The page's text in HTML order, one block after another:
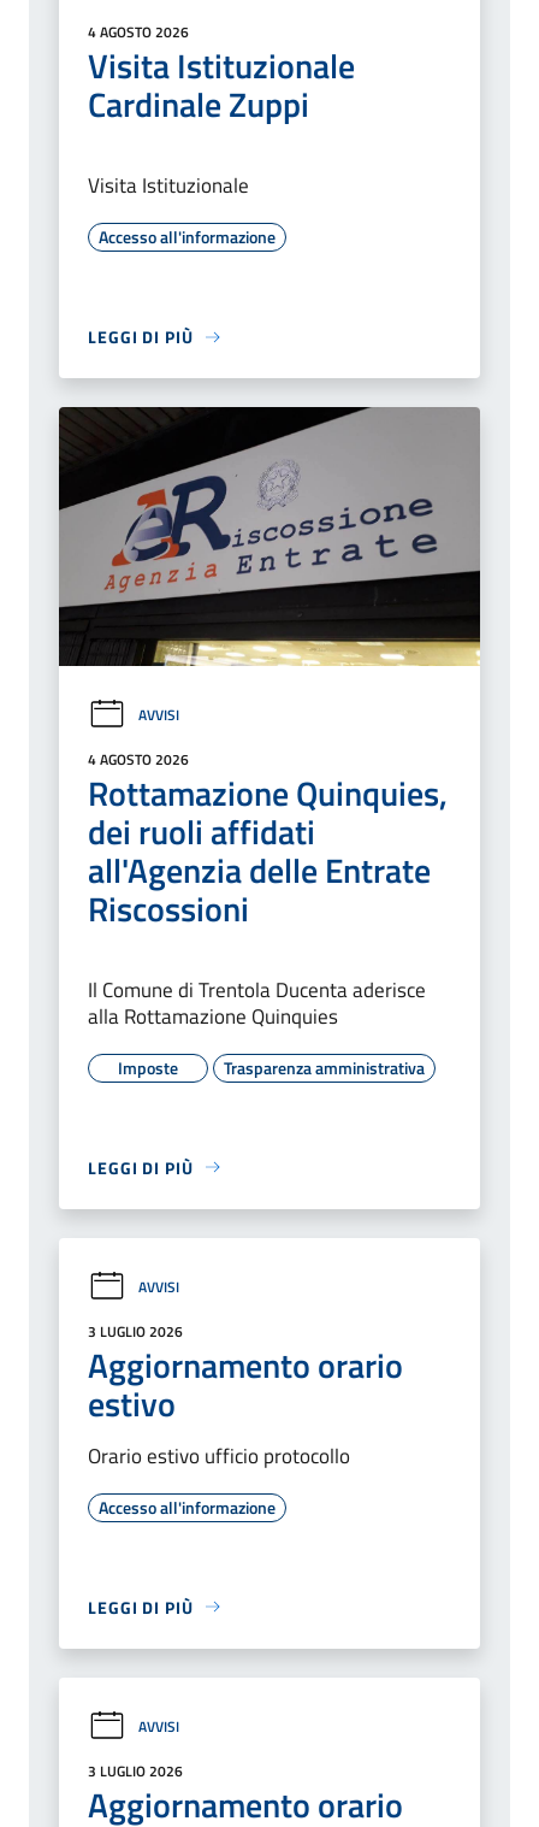
4 AGOSTO 2026
Visita Istituzionale
Cardinale Zuppi
Visita Istituzionale
Accesso all'informazione
LEGGI DI PIÙ
AVVISI
4 AGOSTO 2026
Rottamazione Quinquies,
dei ruoli affidati
all'Agenzia delle Entrate
Riscossioni
Il Comune di Trentola Ducenta aderisce
alla Rottamazione Quinquies
Imposte Trasparenza amministrativa
LEGGI DI PIÙ
AVVISI
3 LUGLIO 2026
Aggiornamento orario
estivo
Orario estivo ufficio protocollo
Accesso all'informazione
LEGGI DI PIÙ
AVVISI
3 LUGLIO 2026
Aggiornamento orario